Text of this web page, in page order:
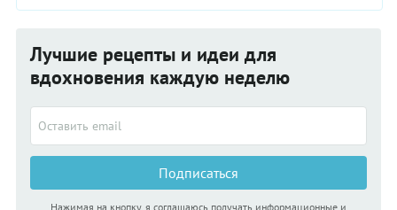
Лучшие рецепты и идеи для
вдохновения каждую неделю
Подписаться
Нажимая на кнопку, я соглашаюсь получать информационные и